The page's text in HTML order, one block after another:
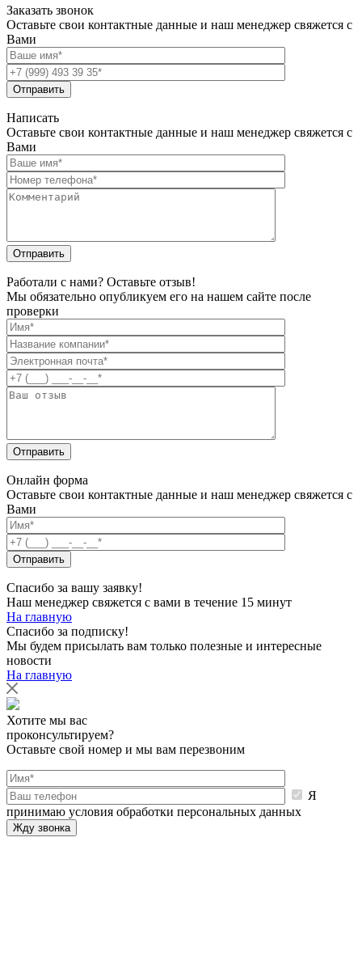
Заказать звонок
Оставьте свои контактные данные и наш менеджер свяжется с
Вами
Написать
Оставьте свои контактные данные и наш менеджер свяжется с
Вами
Работали с нами? Оставьте отзыв!
Мы обязательно опубликуем его на нашем сайте после
проверки
Онлайн форма
Оставьте свои контактные данные и наш менеджер свяжется с
Вами
Спасибо за вашу заявку!
Наш менеджер свяжется с вами в течение 15 минут
На главную
Спасибо за подписку!
Мы будем присылать вам только полезные и интересные
новости
На главную
Хотите мы вас
проконсультируем?
Оставьте свой номер и мы вам перезвоним
Я
принимаю условия обработки персональных данных